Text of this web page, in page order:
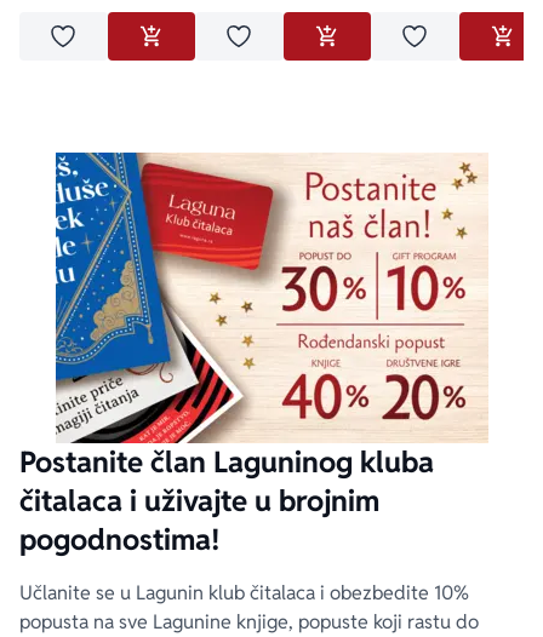
Dodaj u omiljeneDODAJ U KORPUDodaj u omiljeneDODAJ U KORPU
Dodaj u
Postanite član Laguninog kluba
čitalaca i uživajte u brojnim
pogodnostima!
Učlanite se u Lagunin klub čitalaca i obezbedite 10%
popusta na sve Lagunine knjige, popuste koji rastu do